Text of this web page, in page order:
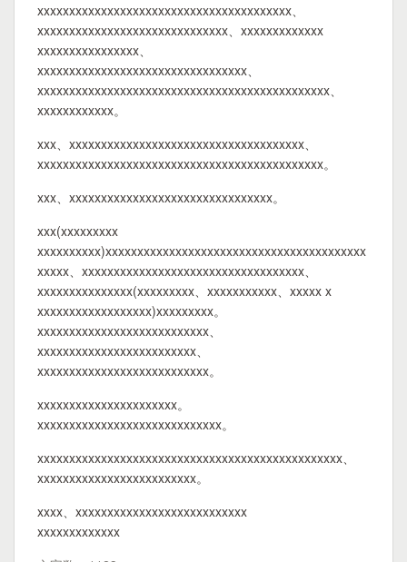
xxxxxxxxxxxxxxxxxxxxxxxxxxxxxxxxxxxxxxxx、
xxxxxxxxxxxxxxxxxxxxxxxxxxxxxx、xxxxxxxxxxxxx
xxxxxxxxxxxxxxxx、
xxxxxxxxxxxxxxxxxxxxxxxxxxxxxxxxx、
xxxxxxxxxxxxxxxxxxxxxxxxxxxxxxxxxxxxxxxxxxxxxx、
xxxxxxxxxxxx。
xxx、xxxxxxxxxxxxxxxxxxxxxxxxxxxxxxxxxxxxx、
xxxxxxxxxxxxxxxxxxxxxxxxxxxxxxxxxxxxxxxxxxxxx。
xxx、xxxxxxxxxxxxxxxxxxxxxxxxxxxxxxxx。
xxx(xxxxxxxxx
xxxxxxxxxx)xxxxxxxxxxxxxxxxxxxxxxxxxxxxxxxxxxxxxxxxx
xxxxx、xxxxxxxxxxxxxxxxxxxxxxxxxxxxxxxxxxx、
xxxxxxxxxxxxxxx(xxxxxxxxx、xxxxxxxxxxx、xxxxx x
xxxxxxxxxxxxxxxxxx)xxxxxxxxx。
xxxxxxxxxxxxxxxxxxxxxxxxxxx、
xxxxxxxxxxxxxxxxxxxxxxxxx、
xxxxxxxxxxxxxxxxxxxxxxxxxxx。
xxxxxxxxxxxxxxxxxxxxxx。
xxxxxxxxxxxxxxxxxxxxxxxxxxxxx。
xxxxxxxxxxxxxxxxxxxxxxxxxxxxxxxxxxxxxxxxxxxxxxxx、
xxxxxxxxxxxxxxxxxxxxxxxxx。
xxxx、xxxxxxxxxxxxxxxxxxxxxxxxxxx
xxxxxxxxxxxxx